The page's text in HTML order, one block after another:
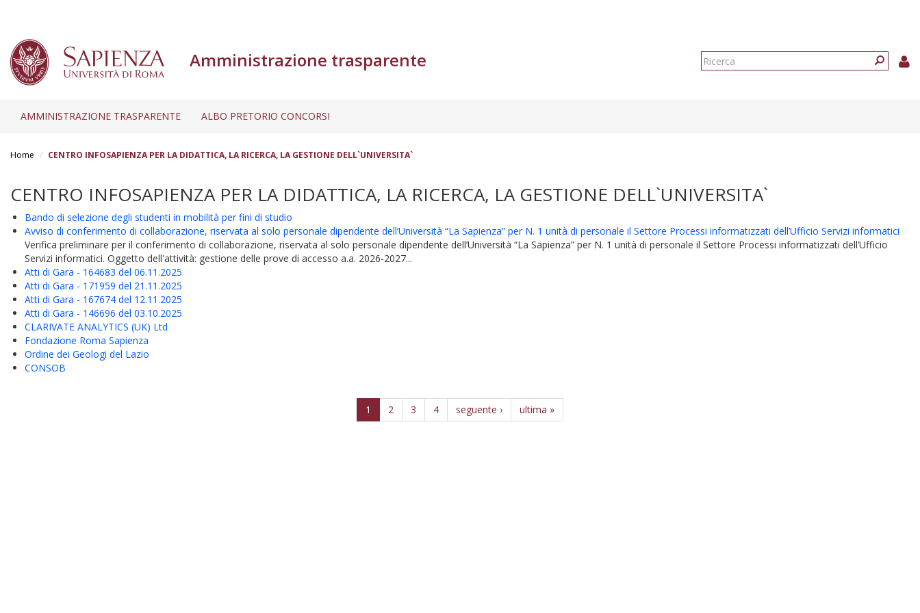
Amministrazione trasparente
Form
AMMINISTRAZIONE TRASPARENTE ALBO PRETORIO CONCORSI
Home CENTRO INFOSAPIENZA PER LA DIDATTICA, LA RICERCA, LA GESTIONE DELL`UNIVERSITA`
CENTRO INFOSAPIENZA PER LA DIDATTICA, LA RICERCA, LA GESTIONE DELL`UNIVERSITA`
Bando di selezione degli studenti in mobilità per fini di studio
Avviso di conferimento di collaborazione, riservata al solo personale dipendente dell’Università “La Sapienza” per N. 1 unità di personale il Settore Processi informatizzati dell’Ufficio Servizi informatici
Verifica preliminare per il conferimento di collaborazione, riservata al solo personale dipendente dell’Università “La Sapienza” per N. 1 unità di personale il Settore Processi informatizzati dell’Ufficio
Servizi informatici. Oggetto dell'attività: gestione delle prove di accesso a.a. 2026-2027...
Atti di Gara - 164683 del 06.11.2025
Atti di Gara - 171959 del 21.11.2025
Atti di Gara - 167674 del 12.11.2025
Atti di Gara - 146696 del 03.10.2025
CLARIVATE ANALYTICS (UK) Ltd
Fondazione Roma Sapienza
Ordine dei Geologi del Lazio
CONSOB
1 2 3 4 seguente › ultima »